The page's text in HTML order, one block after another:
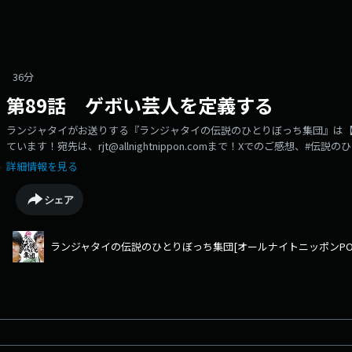
36分
第89話 ゲボい芸人を定義する
ランジャタイがお送りする『ランジャタイの伝説のひとりぼっち集団』は
ています！宛先は、rjt@allnightnippon.comまで！Xでのご感想、#伝説の
す！radikoでは過去回も含めた全エピソードをお聴きいただけます！
ください！https://radiko.jp/podcast/channels/f6e4abfc-4e9d-4995-
詳細情報を見る
シェア
ランジャタイの伝説のひとりぼっち集団[オールナイトニッポン